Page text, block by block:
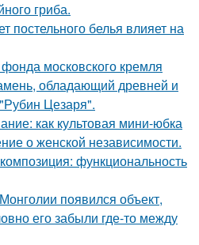
гриба.
постельного белья влияет на
московского кремля
обладающий древней и
Цезаря".
как культовая мини-юбка
о женской независимости.
функциональность
появился объект,
его забыли где-то между